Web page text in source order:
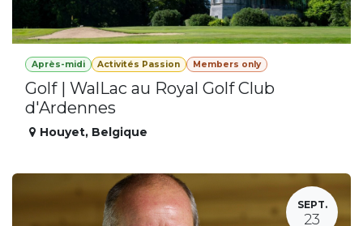
Après-midi Activités Passion Members only
Golf | WalLac au Royal Golf Club
d'Ardennes
Houyet, Belgique
SEPT.
23